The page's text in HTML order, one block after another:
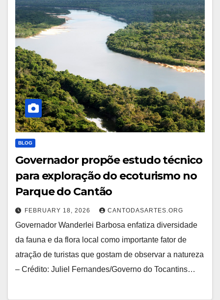
BLOG
Governador propõe estudo técnico
para exploração do ecoturismo no
Parque do Cantão
FEBRUARY 18, 2026 CANTODASARTES.ORG
Governador Wanderlei Barbosa enfatiza diversidade
da fauna e da flora local como importante fator de
atração de turistas que gostam de observar a natureza
– Crédito: Juliel Fernandes/Governo do Tocantins…